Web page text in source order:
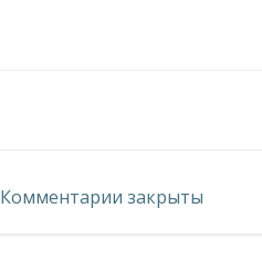
записям
Комментарии закрыты